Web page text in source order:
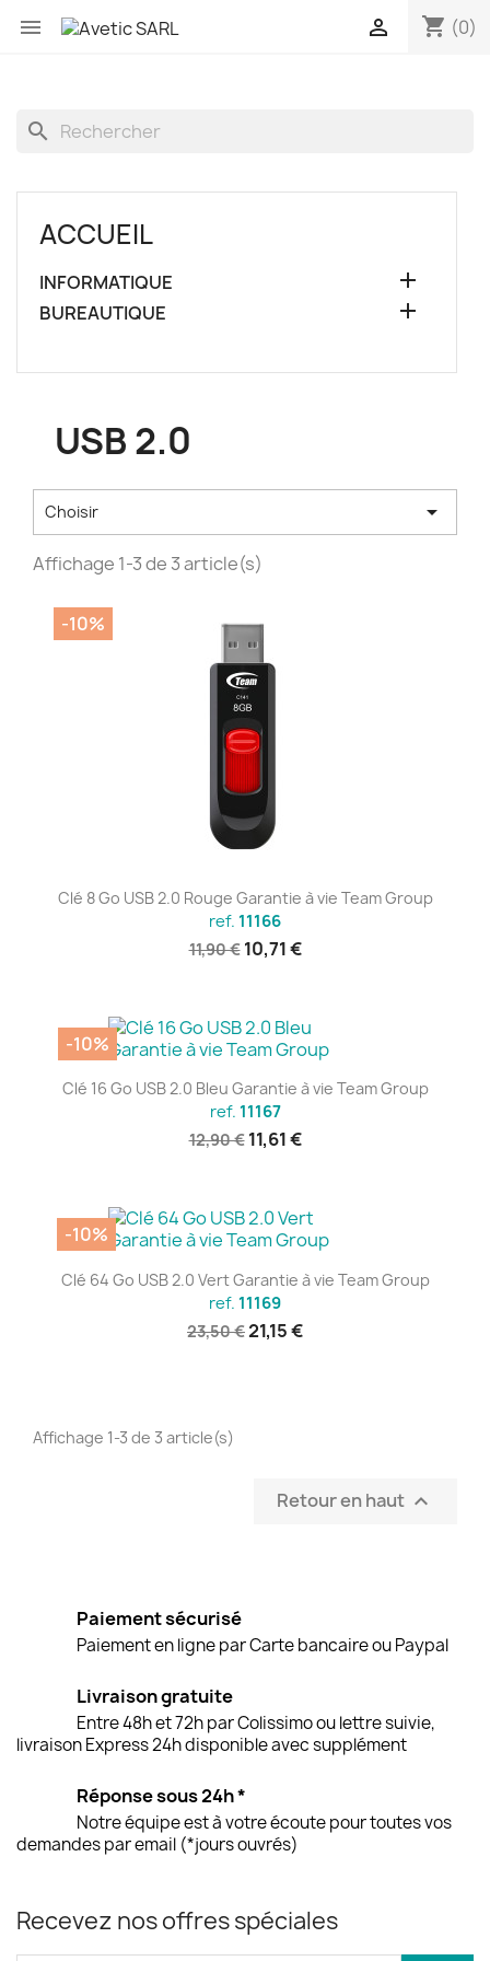
 shopping_cart (0)

search
ACCUEIL
INFORMATIQUE 
BUREAUTIQUE 
USB 2.0
Choisir 
Affichage 1-3 de 3 article(s)
Clé 8 Go USB 2.0 Rouge Garantie à vie Team Group
ref. 11166
11,90 € 10,71 €
-10%
Clé 16 Go USB 2.0 Bleu Garantie à vie Team Group
ref. 11167
12,90 € 11,61 €
-10%
Clé 64 Go USB 2.0 Vert Garantie à vie Team Group
ref. 11169
23,50 €21,15 €
-10%
Affichage 1-3 de 3 article(s)
Retour en haut 
Paiement sécurisé
Paiement en ligne par Carte bancaire ou Paypal
Livraison gratuite
Entre 48h et 72h par Colissimo ou lettre suivie,
livraison Express 24h disponible avec supplément
Réponse sous 24h *
Notre équipe est à votre écoute pour toutes vos
demandes par email (*jours ouvrés)
Recevez nos offres spéciales